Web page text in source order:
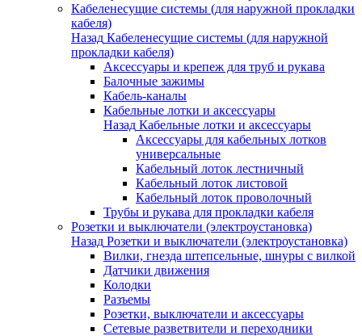
Кабеленесущие системы (для наружной прокладки
кабеля)
Назад Кабеленесущие системы (для наружной
прокладки кабеля)
Аксессуары и крепеж для труб и рукава
Балочные зажимы
Кабель-каналы
Кабельные лотки и аксессуары
Назад Кабельные лотки и аксессуары
Аксессуары для кабельных лотков
универсальные
Кабельный лоток лестничный
Кабельный лоток листовой
Кабельный лоток проволочный
Трубы и рукава для прокладки кабеля
Розетки и выключатели (электроустановка)
Назад Розетки и выключатели (электроустановка)
Вилки, гнезда штепсельные, шнуры с вилкой
Датчики движения
Колодки
Разъемы
Розетки, выключатели и аксессуары
Сетевые разветвители и переходники